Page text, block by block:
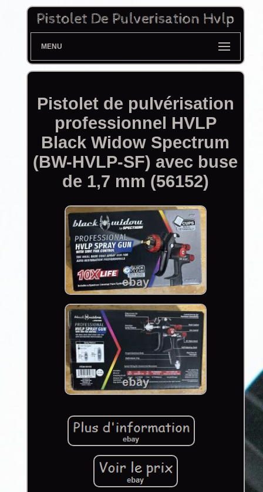
MENU
Pistolet de pulvérisation
professionnel HVLP
Black Widow Spectrum
(BW-HVLP-SF) avec buse
de 1,7 mm (56152)